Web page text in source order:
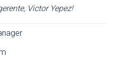
Victor Yepez!